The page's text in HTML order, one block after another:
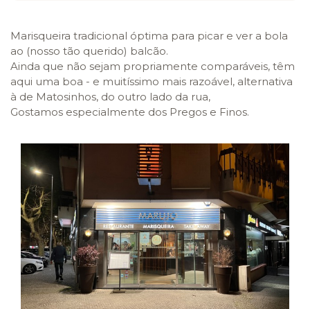
Marisqueira tradicional óptima para picar e ver a bola
ao (nosso tão querido) balcão.
Ainda que não sejam propriamente comparáveis, têm
aqui uma boa - e muitíssimo mais razoável, alternativa
à de Matosinhos, do outro lado da rua,
Gostamos especialmente dos Pregos e Finos.